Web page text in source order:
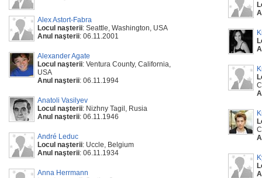
Alex Astort-Fabra
Locul naşterii: Seattle, Washington, USA
Anul naşterii: 06.11.2001
Alexander Agate
Locul naşterii: Ventura County, California,
USA
Anul naşterii: 06.11.1994
Anatoli Vasilyev
Locul naşterii: Nizhny Tagil, Rusia
Anul naşterii: 06.11.1946
André Leduc
Locul naşterii: Uccle, Belgium
Anul naşterii: 06.11.1934
Anna Herrmann